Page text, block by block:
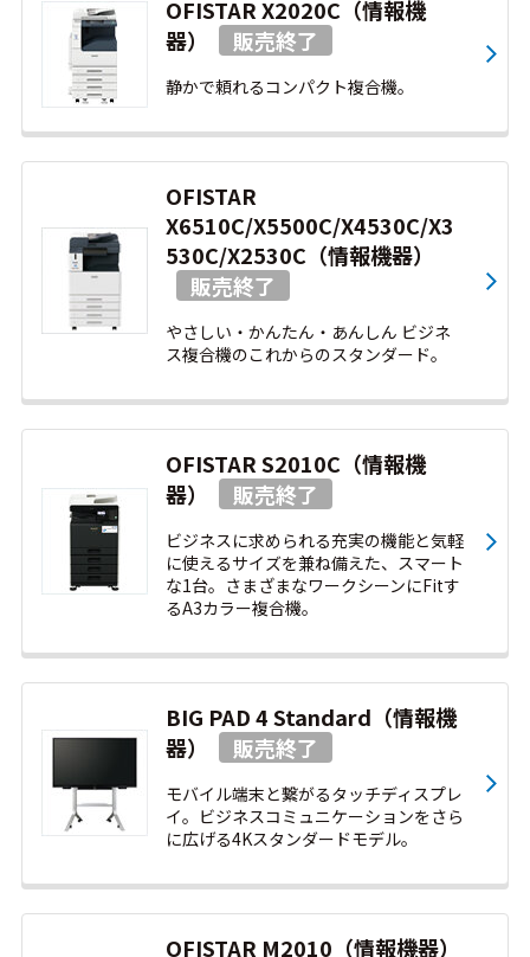
OFISTAR X2020C（情報機
器）
静かで頼れるコンパクト複合機。
OFISTAR
X6510C/X5500C/X4530C/X3
530C/X2530C（情報機器）
やさしい・かんたん・あんしん ビジネ
ス複合機のこれからのスタンダード。
OFISTAR S2010C（情報機
器）
ビジネスに求められる充実の機能と気軽
に使えるサイズを兼ね備えた、スマート
な1台。さまざまなワークシーンにFitす
るA3カラー複合機。
BIG PAD 4 Standard（情報機
器）
モバイル端末と繋がるタッチディスプレ
イ。ビジネスコミュニケーションをさら
に広げる4Kスタンダードモデル。
OFISTAR M2010（情報機器）